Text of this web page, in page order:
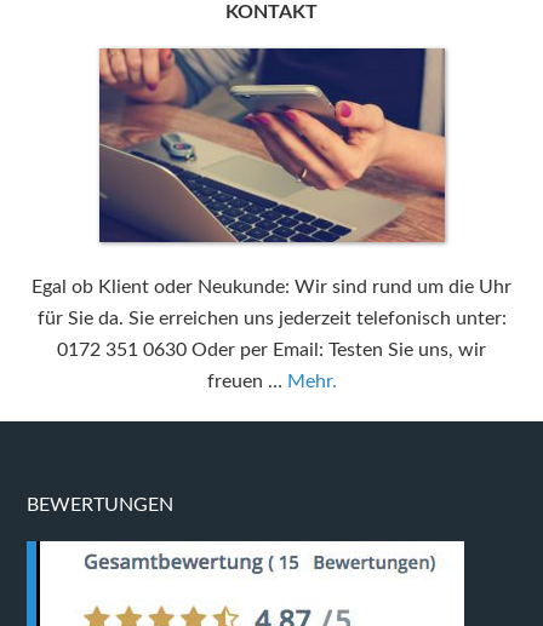
KONTAKT
Egal ob Klient oder Neukunde: Wir sind rund um die Uhr
für Sie da. Sie erreichen uns jederzeit telefonisch unter:
0172 351 0630 Oder per Email: Testen Sie uns, wir
freuen … Mehr.
BEWERTUNGEN